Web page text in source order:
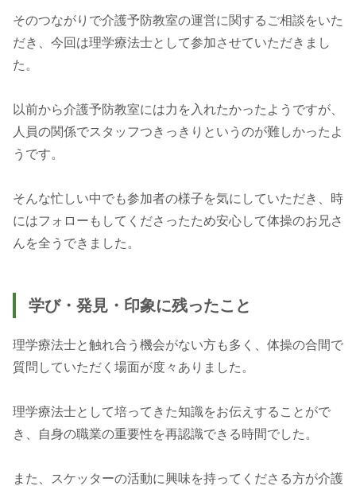
そのつながりで介護予防教室の運営に関するご相談をいた
だき、今回は理学療法士として参加させていただきまし
た。
以前から介護予防教室には力を入れたかったようですが、
人員の関係でスタッフつきっきりというのが難しかったよ
うです。
そんな忙しい中でも参加者の様子を気にしていただき、時
にはフォローもしてくださったため安心して体操のお兄さ
んを全うできました。
学び・発見・印象に残ったこと
理学療法士と触れ合う機会がない方も多く、体操の合間で
質問していただく場面が度々ありました。
理学療法士として培ってきた知識をお伝えすることがで
き、自身の職業の重要性を再認識できる時間でした。
また、スケッターの活動に興味を持ってくださる方が介護